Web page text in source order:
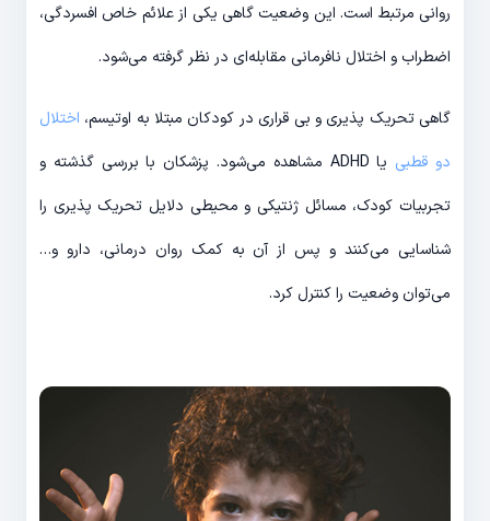
روانی مرتبط است. این وضعیت گاهی یکی از علائم خاص افسردگی،
اضطراب و اختلال نافرمانی مقابله‌ای در نظر گرفته می‌شود.
گاهی تحریک پذیری و بی قراری در کودکان مبتلا به اوتیسم، اختلال
دو قطبی
یا ADHD مشاهده می‌شود. پزشکان با بررسی گذشته و
تجربیات کودک، مسائل ژنتیکی و محیطی دلایل تحریک پذیری را
شناسایی می‌کنند و پس از آن به کمک روان درمانی، دارو و…
می‌توان وضعیت را کنترل کرد.